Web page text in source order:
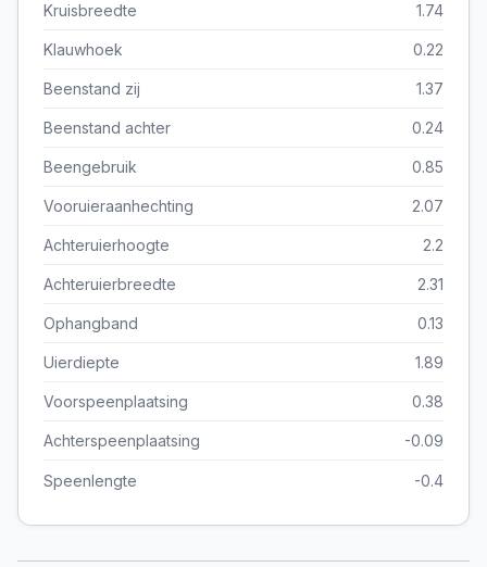
Kruisbreedte 1.74
Klauwhoek 0.22
Beenstand zij 1.37
Beenstand achter 0.24
Beengebruik 0.85
Vooruieraanhechting 2.07
Achteruierhoogte 2.2
Achteruierbreedte 2.31
Ophangband 0.13
Uierdiepte 1.89
Voorspeenplaatsing 0.38
Achterspeenplaatsing -0.09
Speenlengte -0.4